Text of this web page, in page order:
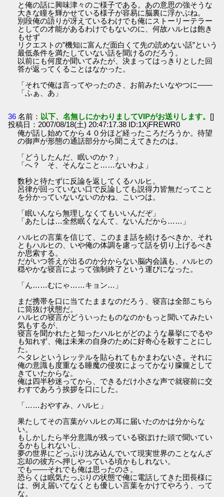
と俺の話に興味津々のご様子である。あの意思の強そうな
大きな瞳を輝かせている様子が容易に脳裏に浮かぶね。
別段俺の語りが冴えているわけでも俺にストーリーテラー
としての才能があるわけでもないのに、何故ハルヒは飽き
もせず
リクエストの”機知に富んだ面白くて先の読めない話”という
最低条件を満たしていない話を聞けるのだろう。
以前にも何度か聞いてみたが、決まってはっきりとした回
答が返ってくることはなかった。
「それで俺は言ってやったのさ、お前みたいなやつに――
「ふぁ、あ」
36 名前： 以下、名無しにかわりましてVIPがお送りします。 []
投稿日：2007/08/18(土) 20:47:17.38 ID:1XjFREWR0
俺が話し始めてから４０分ほど経ったころだろうか。待望
の御声が形態の通話部分から聞こえてきたのは。
「どうしたんだ、眠いのか？」
「へ？ そ、そんなこと……ないわよ」
数秒と待たずに反論を返してくるハルヒ。
呂律が回っていない口で反論しても説得力皆無だってこと
を分かっていないないのかね、こいつは。
「眠いんなら無理しなくてもいいんだぞ」
「あたしは…全然眠くなんて、ないんだから……」
ハルヒの言葉を信じて、このまま話を続けるべきか、それ
ともハルヒの、いや俺の体調を慮って話を切り上げるべき
か思索する。
だがいつ答えが出るのか分からない脳内会議も、ハルヒの
穏やかな寝言によって強制終了という運びになった。
「ん……むにゃ……キョン…」
まだ携帯を口に当てたままなのだろう、寝言は全部こちら
に筒抜け状態だ。
ハルヒの寝言がどういったものなのかもっと聞いてみたい
気もするが、
寝言を聞かれたと知ったハルヒがどのような暴挙にでるや
も知れず、俺は未来の自身のために好奇心を殺すことにし
た。
ヘタレというレッテルを貼られてもかまわないさ。それに
俺の意識も度重なる睡魔の侵攻によってかなり朦朧として
きていたからな。
俺は四半秒迷ってから、できるだけ小さな声で就寝前に交
わすであろう挨拶を口にした。
「……おやすみ、ハルヒ」
果たしてその言葉がハルヒの耳に届いたのかは分からな
い。
もしかしたら半分意識が残っている寝ぼけた頭で聞いてい
るかもしれないし、
夢の世界にどっぷり沈み込んでいて現実世界のことなんざ
忘却の彼方へ押しやっている頃かもしれない。
でも――それでも俺は思ったのさ。
恐らくは眠気たっぷりの状態で俺に電話してきた団長様に
は、例え届いてなくとも優しい言葉をかけてやろう、って
な。